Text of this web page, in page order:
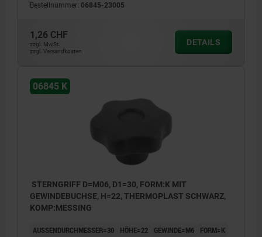
Bestellnummer: 06845-23005
1,26 CHF
zzgl. MwSt.
zzgl. Versandkosten
DETAILS
06845 K
STERNGRIFF D=M06, D1=30, FORM:K MIT
GEWINDEBUCHSE, H=22, THERMOPLAST SCHWARZ,
KOMP:MESSING
AUSSENDURCHMESSER=30 HÖHE=22 GEWINDE=M6
FORM=K